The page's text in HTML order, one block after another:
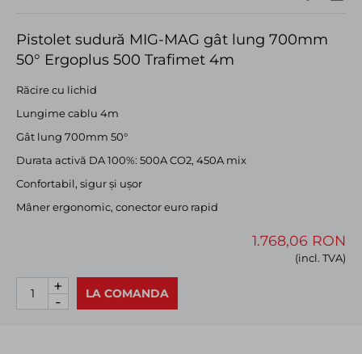
Pistolet sudură MIG-MAG gât lung 700mm
50° Ergoplus 500 Trafimet 4m
Răcire cu lichid
Lungime cablu 4m
Gât lung 700mm 50°
Durata activă DA 100%: 500A CO2, 450A mix
Confortabil, sigur și ușor
Mâner ergonomic, conector euro rapid
1.768,06 RON
(incl. TVA)
LA COMANDA
+
-